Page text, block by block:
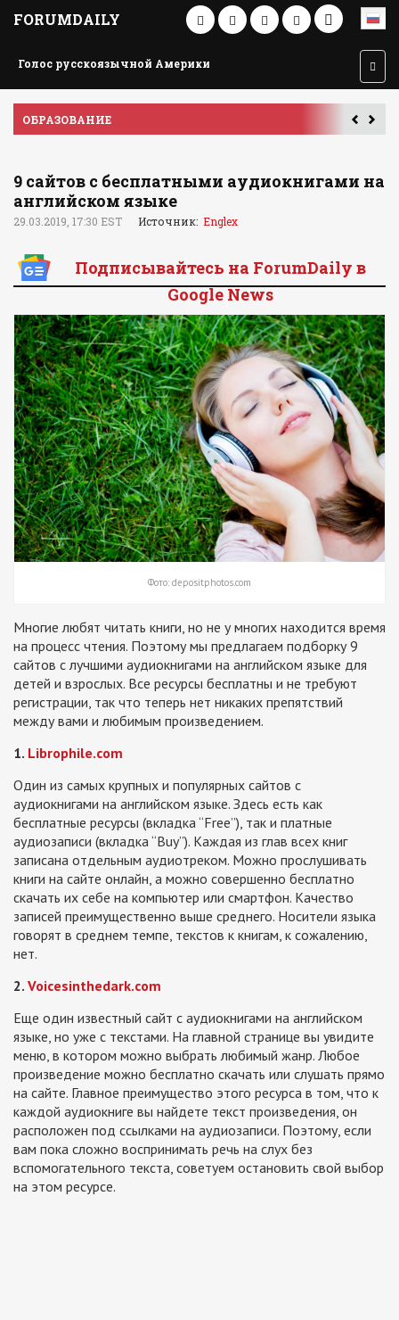
FORUMDAILY
Голос русскоязычной Америки
ПУТЕШЕСТВИЕ ПО АМЕРИКЕ
9 сайтов с бесплатными аудиокнигами на
английском языке
29.03.2019, 17:30 EST Источник: Englex
Подписывайтесь на ForumDaily в
Google News
Фото: depositphotos.com
Многие любят читать книги, но не у многих находится время
на процесс чтения. Поэтому мы предлагаем подборку 9
сайтов с лучшими аудиокнигами на английском языке для
детей и взрослых. Все ресурсы бесплатны и не требуют
регистрации, так что теперь нет никаких препятствий
между вами и любимым произведением.
1. Librophile.com
Один из самых крупных и популярных сайтов с
аудиокнигами на английском языке. Здесь есть как
бесплатные ресурсы (вкладка “Free”), так и платные
аудиозаписи (вкладка “Buy”). Каждая из глав всех книг
записана отдельным аудиотреком. Можно прослушивать
книги на сайте онлайн, а можно совершенно бесплатно
скачать их себе на компьютер или смартфон. Качество
записей преимущественно выше среднего. Носители языка
говорят в среднем темпе, текстов к книгам, к сожалению,
нет.
2. Voicesinthedark.com
Еще один известный сайт с аудиокнигами на английском
языке, но уже с текстами. На главной странице вы увидите
меню, в котором можно выбрать любимый жанр. Любое
произведение можно бесплатно скачать или слушать прямо
на сайте. Главное преимущество этого ресурса в том, что к
каждой аудиокниге вы найдете текст произведения, он
расположен под ссылками на аудиозаписи. Поэтому, если
вам пока сложно воспринимать речь на слух без
вспомогательного текста, советуем остановить свой выбор
на этом ресурсе.